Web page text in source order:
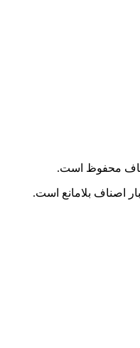
محفوظ است.
اصناف بلامانع است.